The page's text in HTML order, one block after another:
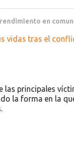
en
las principales
la forma en la